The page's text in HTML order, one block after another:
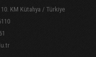
KM Kütahya / Türkiye